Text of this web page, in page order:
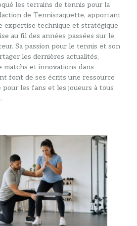
les terrains de tennis pour la
de Tennisraquette, apportant
expertise technique et stratégique
au fil des années passées sur le
Sa passion pour le tennis et son
les dernières actualités,
matchs et innovations dans
font de ses écrits une ressource
pour les fans et les joueurs à tous